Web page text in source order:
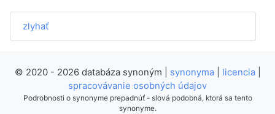
zlyhať
© 2020 - 2026 databáza synoným | synonyma| licencia|
spracovávanie osobných údajov
Podrobnosti o synonyme prepadnúť - slová podobná, ktorá sa tento
synonyme.